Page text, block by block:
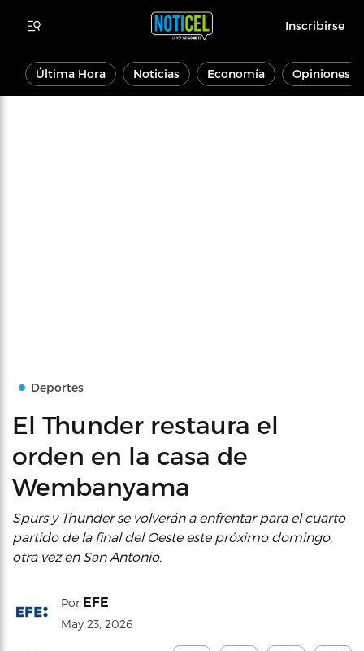
Inscribirse
Última Hora Noticias Economía Opiniones
Deportes
El Thunder restaura el
orden en la casa de
Wembanyama
Spurs y Thunder se volverán a enfrentar para el cuarto
partido de la final del Oeste este próximo domingo,
otra vez en San Antonio.
Por EFE
May 23, 2026